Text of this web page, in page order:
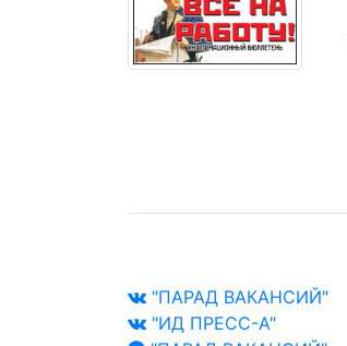
"ПАРАД ВАКАНСИЙ"
"ИД ПРЕСС-А"